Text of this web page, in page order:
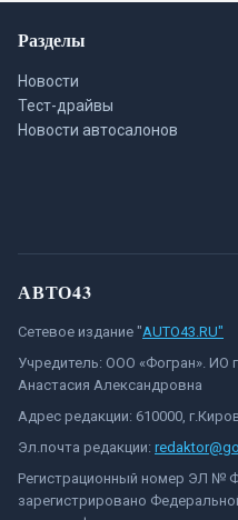
Разделы
Новости
Тест-драйвы
Новости автосалонов
АВТО43
Сетевое издание "AUTO43.RU"
Учредитель: ООО «Фогран». ИО
Анастасия Александровна
Адрес редакции: 610000,
Эл.почта редакции:
Регистрационный номер ЭЛ №
зарегистрировано